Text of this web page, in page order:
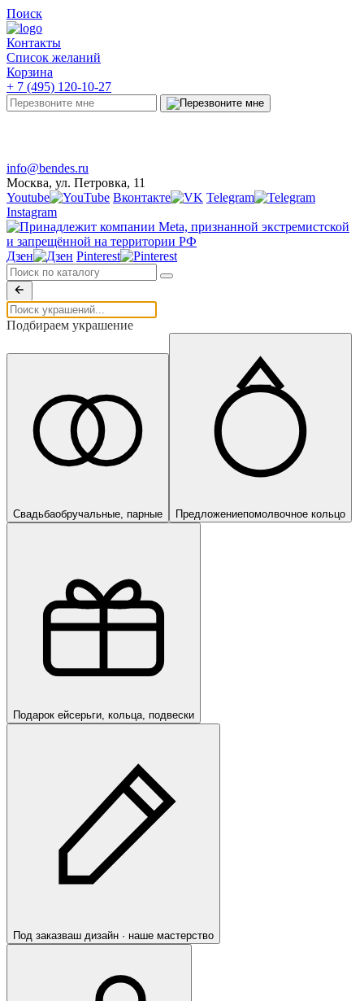
Поиск
Контакты
Список желаний
Корзина
+ 7 (495) 120-10-27
info@bendes.ru
Москва, ул. Петровка, 11
Youtube
Вконтакте
Telegram
Instagram
Дзен Pinterest
Подбираем украшение
Свадьбаобручальные, парные Предложениепомолвочное кольцо
Подарок ейсерьги, кольца, подвески
Под заказваш дизайн · наше мастерство